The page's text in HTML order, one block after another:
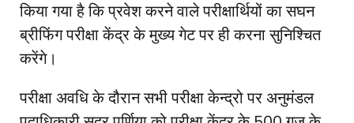
किया गया है कि प्रवेश करने वाले परीक्षार्थियों का सघन
ब्रीफिंग परीक्षा केंद्र के मुख्य गेट पर ही करना सुनिश्चित
करेंगे।
परीक्षा अवधि के दौरान सभी परीक्षा केन्द्रो पर अनुमंडल